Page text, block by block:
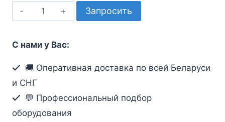
Количество
товара
портовый
DisplayPort
USB-
C
KVM
Запросить
С нами у Вас:
🚚 Оперативная доставка по всей Беларуси
и СНГ
💬 Профессиональный подбор
оборудования